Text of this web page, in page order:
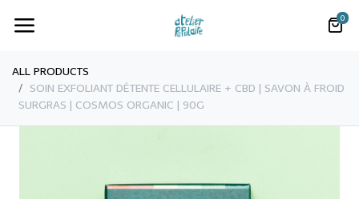
0
ALL PRODUCTS
​​​​​SOIN EXFOLIANT DÉTENTE CELLULAIRE + CBD | SAVON À FROID
SURGRAS | COSMOS ORGANIC | 90G